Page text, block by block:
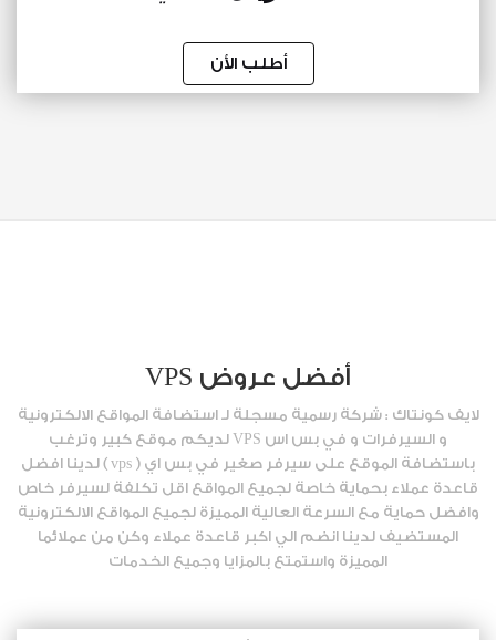
أطلب الأن
أفضل عروض VPS
لايف كونتاك : شركة رسمية مسجلة لـ استضافة المواقع الالكترونية
و السيرفرات و في بس اس VPS لديكم موقع كبير وترغب
باستضافة الموقع على سيرفر صغير في بس اي ( vps ) لدينا افضل
قاعدة عملاء بحماية خاصة لجميع المواقع اقل تكلفة لسيرفر خاص
وافضل حماية مع السرعة العالية المميزة لجميع المواقع الالكترونية
المستضيف لدينا انضم الي اكبر قاعدة عملاء وكن من عملائما
المميزة واستمتع بالمزايا وجميع الخدمات